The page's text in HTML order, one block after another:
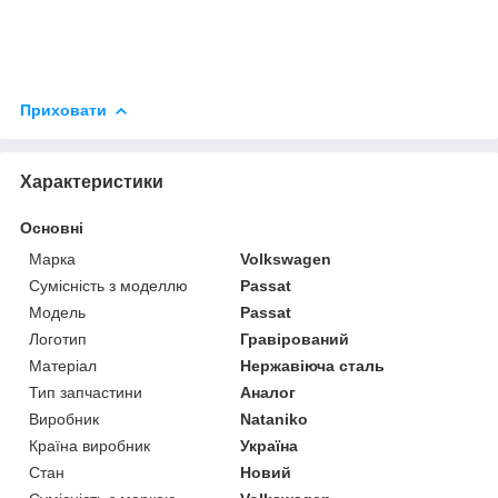
Приховати
Характеристики
Основні
Марка
Volkswagen
Сумісність з моделлю
Passat
Модель
Passat
Логотип
Гравірований
Матеріал
Нержавіюча сталь
Тип запчастини
Аналог
Виробник
Nataniko
Країна виробник
Україна
Стан
Новий